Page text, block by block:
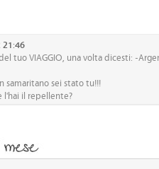
21:46
tuo VIAGGIO, una volta dicesti: -
samaritano sei stato tu!!!
l'hai il repellente?